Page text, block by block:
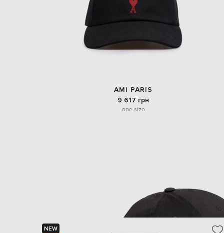
AMI PARIS
9 617 грн
one size
NEW